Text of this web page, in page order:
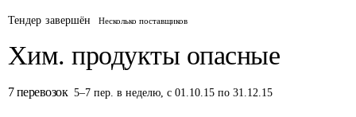
Тендер завершён Несколько поставщиков
Хим. продукты опасные
7 перевозок 5–7 пер. в неделю,с 01.10.15 по 31.12.15